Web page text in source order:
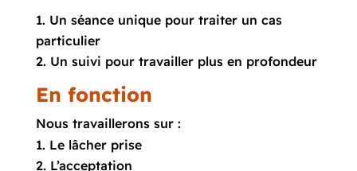
Un séance unique pour traiter un cas
particulier
Un suivi pour travailler plus en profondeur
En fonction
Nous travaillerons sur :
Le lâcher prise
L’acceptation